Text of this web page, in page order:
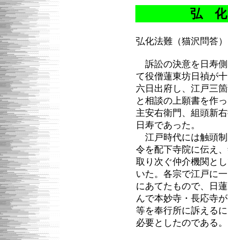
弘
弘化法難（猫沢問答
訴訟の決意を日寿
て役僧蓮東坊日禎が
六日出府し、江戸三
と相談の上願書を作
主安右衛門、組頭新
日寿であった。
江戸時代には触頭
令を配下寺院に伝え
取り次ぐ仲介機関と
いた。各宗で江戸に
にあてたもので、日
んで本妙寺・長応寺
等を奉行所に訴える
必要としたのである。